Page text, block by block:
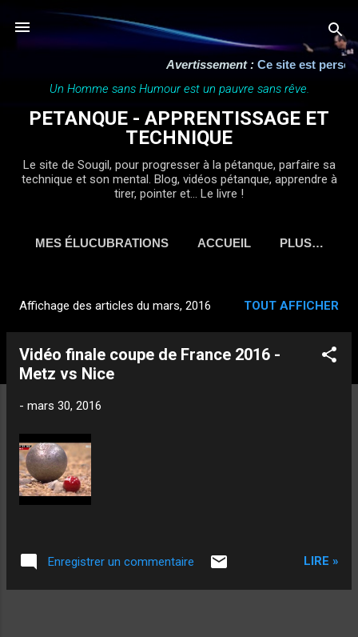
Accéder au contenu principal
Avertissement : Ce site est personnel,
Un Homme sans Humour est un pauvre sans rêve.
PETANQUE - APPRENTISSAGE ET
TECHNIQUE
Le site de Sougil, pour progresser à la pétanque, parfaire sa
technique et son mental. Blog, vidéos pétanque, apprendre à
tirer, pointer et... Le livre !
MES ÉLUCUBRATIONS ACCUEIL PLUS…
r
Affichage des articles du mars, 2016 TOUT AFFICHER
Vidéo finale coupe de France 2016 -
Metz vs Nice
- mars 30, 2016
Enregistrer un commentaire LIRE »